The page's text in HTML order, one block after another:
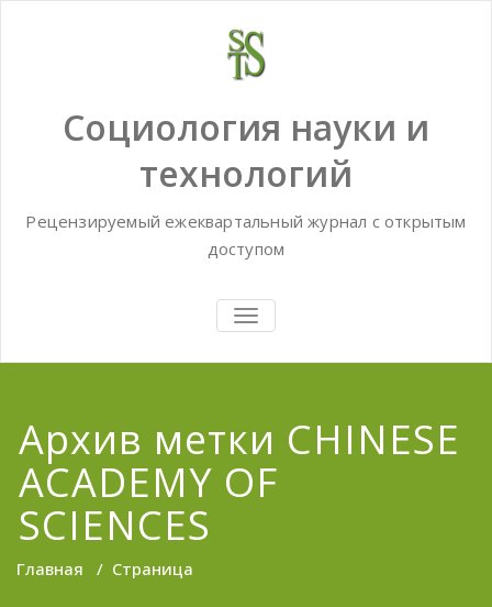
Социология науки и
технологий
Рецензируемый ежеквартальный журнал с открытым
доступом
TOGGLE
NAVIGATION
Архив метки CHINESE
ACADEMY OF
SCIENCES
Главная / Страница